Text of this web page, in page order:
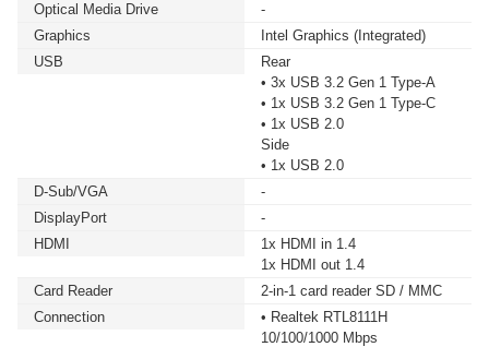
Optical Media Drive
-
Graphics
Intel Graphics (Integrated)
USB
Rear
• 3x USB 3.2 Gen 1 Type-A
• 1x USB 3.2 Gen 1 Type-C
• 1x USB 2.0
Side
• 1x USB 2.0
D-Sub/VGA
-
DisplayPort
-
HDMI
1x HDMI in 1.4
1x HDMI out 1.4
Card Reader
2-in-1 card reader SD / MMC
Connection
• Realtek RTL8111H
10/100/1000 Mbps